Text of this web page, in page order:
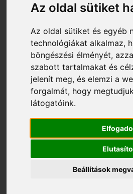
Az oldal sütiket
Az oldal sütiket és egyéb
technológiákat alkalmaz,
böngészési élményét,
szabott tartalmakat és
jelenít meg, és elemzi a
forgalmát, hogy
látogatóink.
Beállítások
Gardena AquaClean 24/18V
mosó akkumulátorral - 14800-